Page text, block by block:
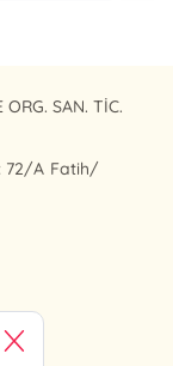
ORG. SAN. TİC.
72/A Fatih/